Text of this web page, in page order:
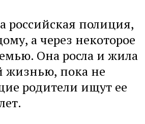
российская полиция,
а через некоторое
Она росла и жила
жизнью, пока не
родители ищут ее